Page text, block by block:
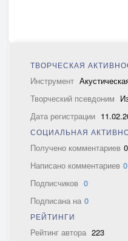
ТВОРЧЕСКАЯ
Инструмент
Творческий псевдоним
Дата регистрации
СОЦИАЛЬНАЯ
Получено комментариев 0
Написано комментариев 0
Подписчиков 0
Подписана на 0
РЕЙТИНГИ
Рейтинг автора 223